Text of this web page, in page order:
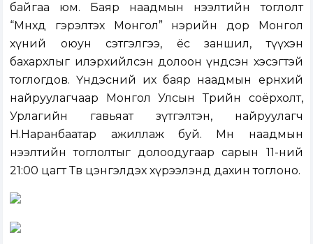
байгаа юм. Баяр наадмын нээлтийн тоглолт
“Мөнхөд гэрэлтэх Монгол” нэрийн дор Монгол
хүний оюун сэтгэлгээ, ёс заншил, түүхэн
бахархлыг илэрхийлсэн долоон үндсэн хэсэгтэй
тоглогдов. Үндэсний их баяр наадмын ерөнхий
найруулагчаар Монгол Улсын Төрийн соёрхолт,
Урлагийн гавьяат зүтгэлтэн, найруулагч
Н.Наранбаатар ажиллаж буй. Мөн наадмын
нээлтийн тоглолтыг долоодугаар сарын 11-ний
21:00 цагт Төв цэнгэлдэх хүрээлэнд дахин тоглоно.